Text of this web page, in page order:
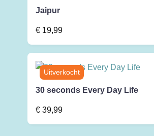
Jaipur
€ 19,99
30 seconds Every Day Life
€ 39,99